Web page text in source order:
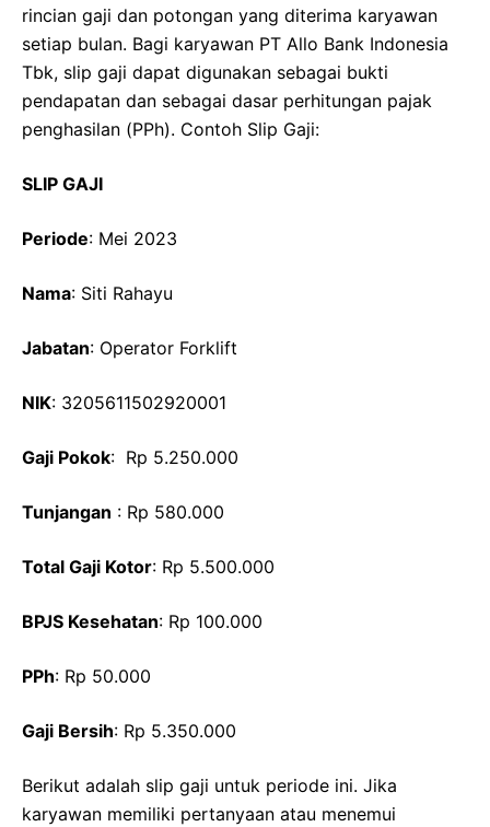
rincian gaji dan potongan yang diterima karyawan
setiap bulan. Bagi karyawan PT Allo Bank Indonesia
Tbk, slip gaji dapat digunakan sebagai bukti
pendapatan dan sebagai dasar perhitungan pajak
penghasilan (PPh). Contoh Slip Gaji:
SLIP GAJI
Periode: Mei 2023
Nama: Siti Rahayu
Jabatan: Operator Forklift
NIK: 3205611502920001
Gaji Pokok: Rp 5.250.000
Tunjangan : Rp 580.000
Total Gaji Kotor: Rp 5.500.000
BPJS Kesehatan: Rp 100.000
PPh: Rp 50.000
Gaji Bersih: Rp 5.350.000
Berikut adalah slip gaji untuk periode ini. Jika
karyawan memiliki pertanyaan atau menemui